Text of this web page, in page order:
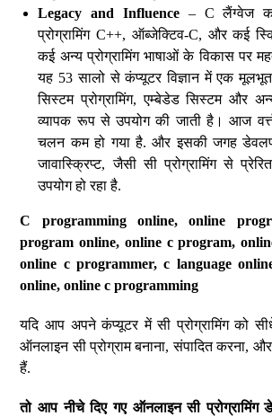
Legacy and Influence– C लैंग्वेज
प्रोग्रामिंग C++, ऑब्जेक्टिव-C, और कई
कई अन्य प्रोग्रामिंग भाषाओं के विकास पर
यह 53 सालो से कंप्यूटर विज्ञान में एक
सिस्टम प्रोग्रामिंग, एम्बेडेड सिस्टम और
व्यापक रूप से उपयोग की जाती है। आज
चलन कम हो गया है. और इसकी जगह
जावास्क्रिप्ट, जैसी सी प्रोग्रामिंग से
उपयोग हो रहा है.
C programming online, online
program online, online c program,
online c programmer, c language
online, online c programming
यदि आप अपने कंप्यूटर में सी प्रोग्रामिंग को
ऑनलाइन सी प्रोग्राम बनाना, संपादित करना,
हैं.
तो आप नीचे दिए गए ऑनलाइन सी प्रोग्रामिंग